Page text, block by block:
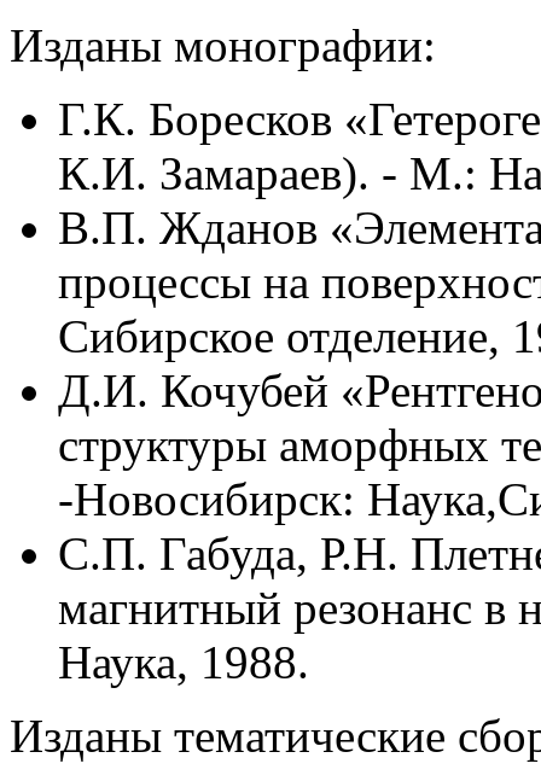
Изданы монографии:
Г.К. Боресков
К.И. Замараев). - М.:
В.П. Жданов
процессы на
Сибирское отделение,
Д.И. Кочубей
структуры аморфных
-Новосибирск:
С.П. Габуда, Р.Н.
магнитный резонанс в
Наука, 1988.
Изданы тематические